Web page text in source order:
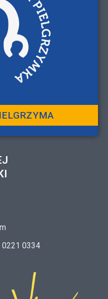
0334